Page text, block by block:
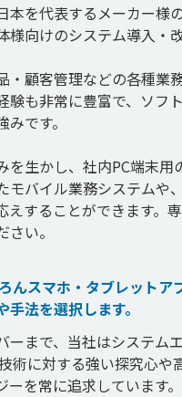
本を代表するメーカー様
様向けのシステム導入・
・顧客管理などの各種業
験も非常に豊富で、ソフ
です。
を生かし、社内PC端末
モバイル業務システム
えすることができます。
い。
んスマホ・タブレット
法を選択します。
ーまで、当社はシステム
術に対する強い探究心
を常に追求しています。